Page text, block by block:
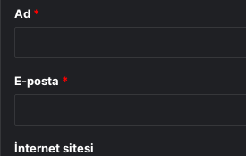
Ad *
E-posta *
İnternet sitesi